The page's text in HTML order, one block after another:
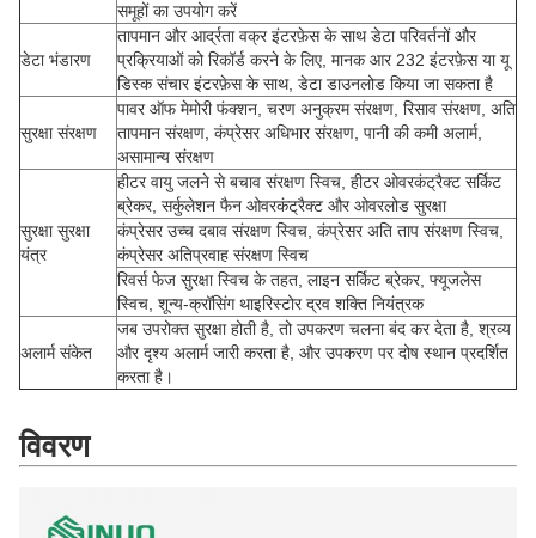
समूहों का उपयोग करें
डेटा भंडारण
तापमान और आर्द्रता वक्र इंटरफ़ेस के साथ डेटा परिवर्तनों और
प्रक्रियाओं को रिकॉर्ड करने के लिए, मानक आर 232 इंटरफ़ेस या यू
डिस्क संचार इंटरफ़ेस के साथ, डेटा डाउनलोड किया जा सकता है
सुरक्षा संरक्षण
पावर ऑफ मेमोरी फंक्शन, चरण अनुक्रम संरक्षण, रिसाव संरक्षण, अति
तापमान संरक्षण, कंप्रेसर अधिभार संरक्षण, पानी की कमी अलार्म,
असामान्य संरक्षण
सुरक्षा सुरक्षा
यंत्र
हीटर वायु जलने से बचाव संरक्षण स्विच, हीटर ओवरकंट्रैक्ट सर्किट
ब्रेकर, सर्कुलेशन फैन ओवरकंट्रैक्ट और ओवरलोड सुरक्षा
कंप्रेसर उच्च दबाव संरक्षण स्विच, कंप्रेसर अति ताप संरक्षण स्विच,
कंप्रेसर अतिप्रवाह संरक्षण स्विच
रिवर्स फेज सुरक्षा स्विच के तहत, लाइन सर्किट ब्रेकर, फ्यूजलेस
स्विच, शून्य-क्रॉसिंग थाइरिस्टोर द्रव शक्ति नियंत्रक
अलार्म संकेत
जब उपरोक्त सुरक्षा होती है, तो उपकरण चलना बंद कर देता है, श्रव्य
और दृश्य अलार्म जारी करता है, और उपकरण पर दोष स्थान प्रदर्शित
करता है।
विवरण